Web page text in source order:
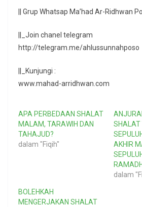
|| Grup Whatsap Ma’had Ar-Ridhwan
||_Join chanel telegram
http://telegram.me/ahlussunnahposo
||_Kunjungi :
www.mahad-arridhwan.com
APA PERBEDAAN SHALAT
MALAM, TARAWIH DAN
TAHAJUD?
dalam "Fiqih"
SHALAT
AKHIR
dalam
BOLEHKAH
MENGERJAKAN SHALAT